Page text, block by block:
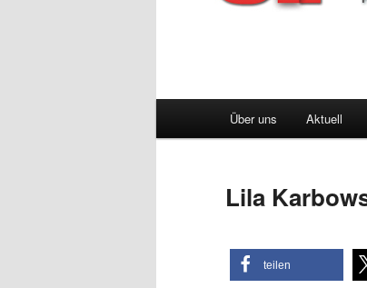
Über uns Aktuell
Lila
teilen